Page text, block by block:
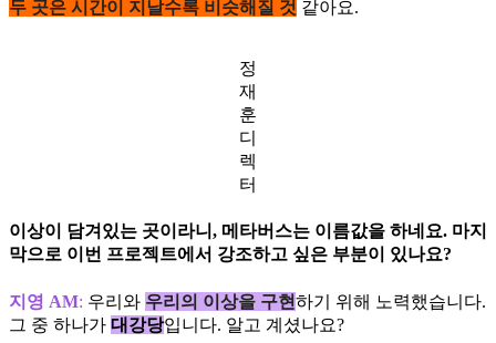
두 곳은 시간이 지날수록 비슷해질 것 같아요.
정
재
훈
디
렉
터
이상이 담겨있는 곳이라니, 메타버스는 이름값을 하네요. 마지
막으로 이번 프로젝트에서 강조하고 싶은 부분이 있나요?
지영 AM: 우리와 우리의 이상을 구현하기 위해 노력했습니다.
그 중 하나가 대강당입니다. 알고 계셨나요?